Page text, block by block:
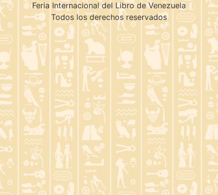
Feria Internacional del Libro de Venezuela
Todos los derechos reservados